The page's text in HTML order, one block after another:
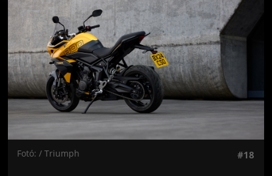
Fotó: / Triumph #18